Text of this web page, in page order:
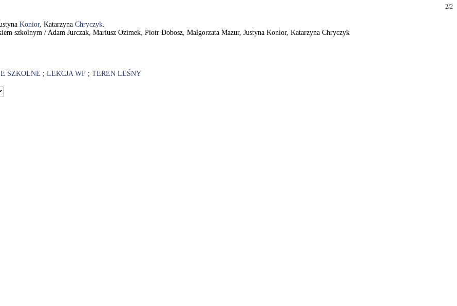
2/2
Konior, Katarzyna Chryczyk.
szkolnym / Adam Jurczak, Mariusz Ozimek, Piotr Dobosz, Małgorzata Mazur, Justyna Konior, Katarzyna Chryczyk
SZKOLNE ; LEKCJA WF ; TEREN LEŚNY